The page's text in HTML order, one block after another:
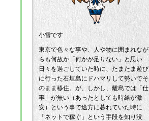
小雪です
東京で色々な事や、人や物に囲まれなが
らも何故か「何かが足りない」と思い
日々を過ごしていた時に、たまたま遊び
に行った石垣島にドハマリして勢いでそ
のまま移住。が、しかし、離島では「仕
事」が無い（あったとしても時給が激
安）という事で途方に暮れていた時に
「ネットで稼ぐ」という手段を知り没